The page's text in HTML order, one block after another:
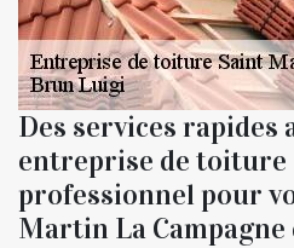
Des services rapides
entreprise de
professionnel pour
Martin La Campagne